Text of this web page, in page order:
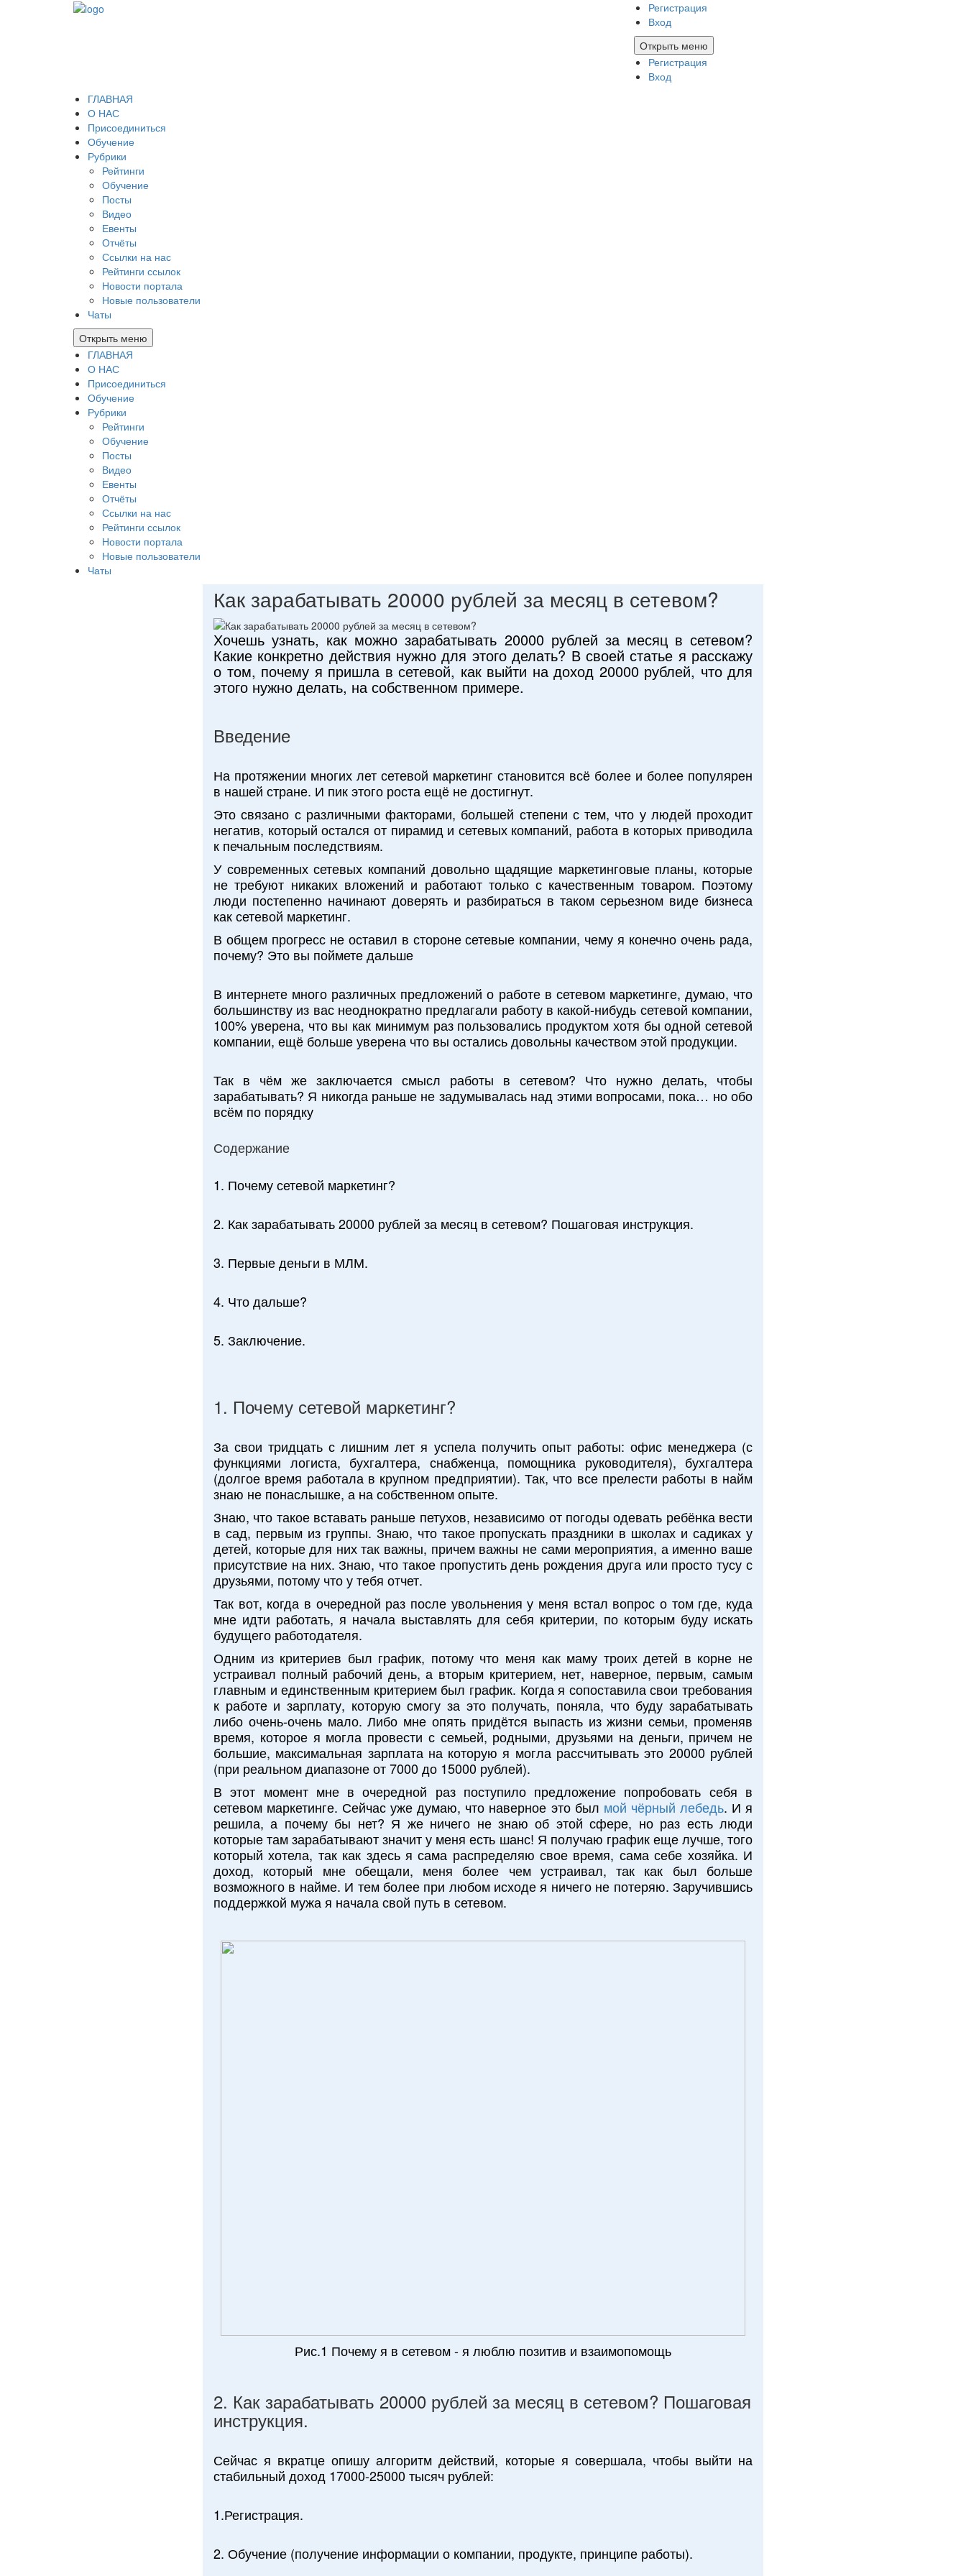
Регистрация
Вход
Открыть меню
Регистрация
Вход
ГЛАВНАЯ
О НАС
Присоединиться
Обучение
Рубрики
Рейтинги
Обучение
Посты
Видео
Евенты
Отчёты
Ссылки на нас
Рейтинги ссылок
Новости портала
Новые пользователи
Чаты
Открыть меню
ГЛАВНАЯ
О НАС
Присоединиться
Обучение
Рубрики
Рейтинги
Обучение
Посты
Видео
Евенты
Отчёты
Ссылки на нас
Рейтинги ссылок
Новости портала
Новые пользователи
Чаты
Как зарабатывать 20000 рублей за месяц в сетевом?
Хочешь узнать, как можно зарабатывать 20000 рублей за месяц в сетевом?
Какие конкретно действия нужно для этого делать? В своей статье я расскажу
о том, почему я пришла в сетевой, как выйти на доход 20000 рублей, что для
этого нужно делать, на собственном примере.
Введение
На протяжении многих лет сетевой маркетинг становится всё более и более популярен
в нашей стране. И пик этого роста ещё не достигнут.
Это связано с различными факторами, большей степени с тем, что у людей проходит
негатив, который остался от пирамид и сетевых компаний, работа в которых приводила
к печальным последствиям.
У современных сетевых компаний довольно щадящие маркетинговые планы, которые
не требуют никаких вложений и работают только с качественным товаром. Поэтому
люди постепенно начинают доверять и разбираться в таком серьезном виде бизнеса
как сетевой маркетинг.
В общем прогресс не оставил в стороне сетевые компании, чему я конечно очень рада,
почему? Это вы поймете дальше
В интернете много различных предложений о работе в сетевом маркетинге, думаю, что
большинству из вас неоднократно предлагали работу в какой-нибудь сетевой компании,
100% уверена, что вы как минимум раз пользовались продуктом хотя бы одной сетевой
компании, ещё больше уверена что вы остались довольны качеством этой продукции.
Так в чём же заключается смысл работы в сетевом? Что нужно делать, чтобы
зарабатывать? Я никогда раньше не задумывалась над этими вопросами, пока… но обо
всём по порядку
Содержание
1. Почему сетевой маркетинг?
2. Как зарабатывать 20000 рублей за месяц в сетевом? Пошаговая инструкция.
3. Первые деньги в МЛМ.
4. Что дальше?
5. Заключение.
1. Почему сетевой маркетинг?
За свои тридцать с лишним лет я успела получить опыт работы: офис менеджера (с
функциями логиста, бухгалтера, снабженца, помощника руководителя), бухгалтера
(долгое время работала в крупном предприятии). Так, что все прелести работы в найм
знаю не понаслышке, а на собственном опыте.
Знаю, что такое вставать раньше петухов, независимо от погоды одевать ребёнка вести
в сад, первым из группы. Знаю, что такое пропускать праздники в школах и садиках у
детей, которые для них так важны, причем важны не сами мероприятия, а именно ваше
присутствие на них. Знаю, что такое пропустить день рождения друга или просто тусу с
друзьями, потому что у тебя отчет.
Так вот, когда в очередной раз после увольнения у меня встал вопрос о том где, куда
мне идти работать, я начала выставлять для себя критерии, по которым буду искать
будущего работодателя.
Одним из критериев был график, потому что меня как маму троих детей в корне не
устраивал полный рабочий день, а вторым критерием, нет, наверное, первым, самым
главным и единственным критерием был график. Когда я сопоставила свои требования
к работе и зарплату, которую смогу за это получать, поняла, что буду зарабатывать
либо очень-очень мало. Либо мне опять придётся выпасть из жизни семьи, променяв
время, которое я могла провести с семьей, родными, друзьями на деньги, причем не
большие, максимальная зарплата на которую я могла рассчитывать это 20000 рублей
(при реальном диапазоне от 7000 до 15000 рублей).
В этот момент мне в очередной раз поступило предложение попробовать себя в
сетевом маркетинге. Сейчас уже думаю, что наверное это был мой чёрный лебедь. И я
решила, а почему бы нет? Я же ничего не знаю об этой сфере, но раз есть люди
которые там зарабатывают значит у меня есть шанс! Я получаю график еще лучше, того
который хотела, так как здесь я сама распределяю свое время, сама себе хозяйка. И
доход, который мне обещали, меня более чем устраивал, так как был больше
возможного в найме. И тем более при любом исходе я ничего не потеряю. Заручившись
поддержкой мужа я начала свой путь в сетевом.
Рис.1 Почему я в сетевом - я люблю позитив и взаимопомощь
2. Как зарабатывать 20000 рублей за месяц в сетевом? Пошаговая
инструкция.
Сейчас я вкратце опишу алгоритм действий, которые я совершала, чтобы выйти на
стабильный доход 17000-25000 тысяч рублей:
1.Регистрация.
2. Обучение (получение информации о компании, продукте, принципе работы).